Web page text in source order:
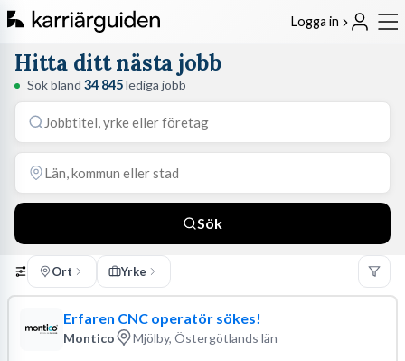
Logga in
Hitta ditt nästa jobb
Sök bland 34 845lediga jobb
Sök
Ort Yrke
Erfaren CNC operatör sökes!
Montico Mjölby, Östergötlands län